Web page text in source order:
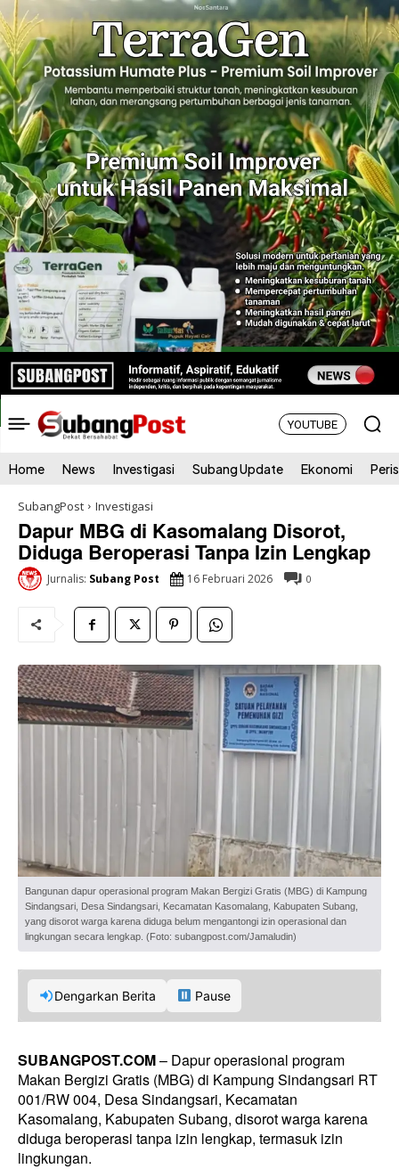
YOUTUBE
Home News Investigasi Subang Update Ekonomi
SubangPost Investigasi
Dapur MBG di Kasomalang Disorot,
Diduga Beroperasi Tanpa Izin Lengkap
Jurnalis: Subang Post 16 Februari 2026 0
Bangunan dapur operasional program Makan Bergizi Gratis (MBG) di Kampung
Sindangsari, Desa Sindangsari, Kecamatan Kasomalang, Kabupaten Subang,
yang disorot warga karena diduga belum mengantongi izin operasional dan
lingkungan secara lengkap. (Foto: subangpost.com/Jamaludin)
Dengarkan Berita Pause
SUBANGPOST.COM– Dapur operasional program
Makan Bergizi Gratis (MBG) di Kampung Sindangsari RT
001/RW 004, Desa Sindangsari, Kecamatan
Kasomalang, Kabupaten Subang, disorot warga karena
diduga beroperasi tanpa izin lengkap, termasuk izin
lingkungan.